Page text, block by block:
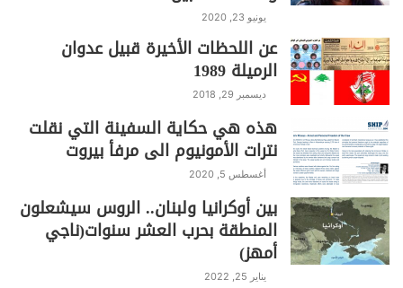
k
يونيو 23, 2020
عن اللحظات الأخيرة قبيل عدوان
الرميلة 1989
ديسمبر 29, 2018
هذه هي حكاية السفينة التي نقلت
نترات الأمونيوم الى مرفأ بيروت
أغسطس 5, 2020
بين أوكرانيا ولبنان.. الروس سيشعلون
المنطقة بحرب العشر سنوات(ناجي
أمهز)
يناير 25, 2022